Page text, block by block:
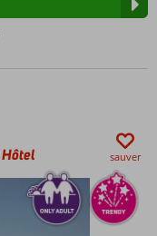
Hôtel sauver